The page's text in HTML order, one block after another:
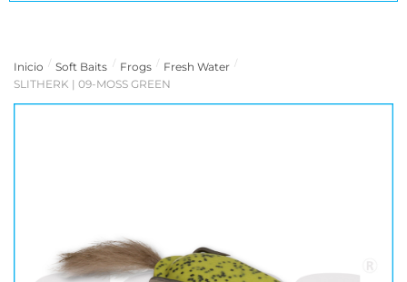
Inicio / Soft Baits / Frogs / Fresh Water /
SLITHERK | 09-MOSS GREEN